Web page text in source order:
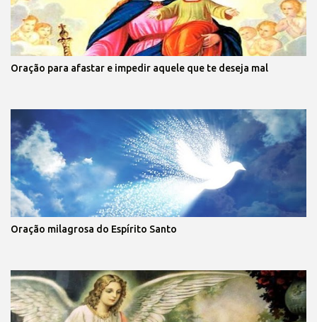
Oração para afastar e impedir aquele que te deseja mal
Oração milagrosa do Espírito Santo